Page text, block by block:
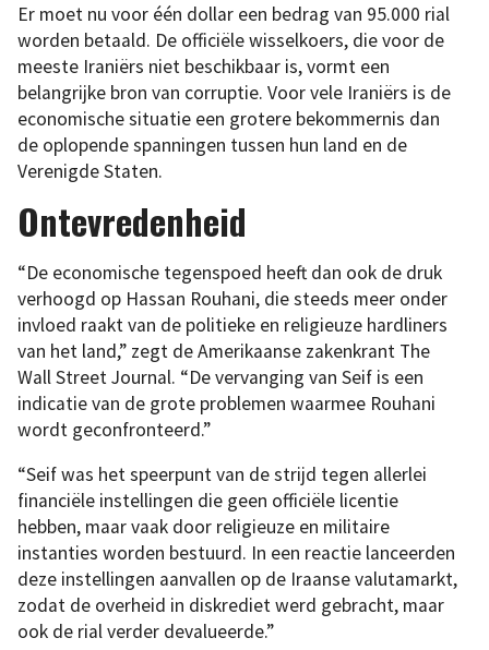
Er moet nu voor één dollar een bedrag van 95.000 rial
worden betaald. De officiële wisselkoers, die voor de
meeste Iraniërs niet beschikbaar is, vormt een
belangrijke bron van corruptie. Voor vele Iraniërs is de
economische situatie een grotere bekommernis dan
de oplopende spanningen tussen hun land en de
Verenigde Staten.
Ontevredenheid
“De economische tegenspoed heeft dan ook de druk
verhoogd op Hassan Rouhani, die steeds meer onder
invloed raakt van de politieke en religieuze hardliners
van het land,” zegt de Amerikaanse zakenkrant The
Wall Street Journal. “De vervanging van Seif is een
indicatie van de grote problemen waarmee Rouhani
wordt geconfronteerd.”
“Seif was het speerpunt van de strijd tegen allerlei
financiële instellingen die geen officiële licentie
hebben, maar vaak door religieuze en militaire
instanties worden bestuurd. In een reactie lanceerden
deze instellingen aanvallen op de Iraanse valutamarkt,
zodat de overheid in diskrediet werd gebracht, maar
ook de rial verder devalueerde.”